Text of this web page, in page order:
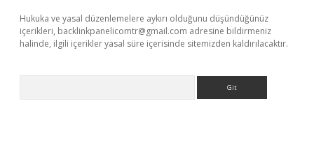
Hukuka ve yasal düzenlemelere aykırı olduğunu düşündüğünüz
içerikleri, backlinkpanelicomtr@gmail.com adresine bildirmeniz
halinde, ilgili içerikler yasal süre içerisinde sitemizden kaldırılacaktır.